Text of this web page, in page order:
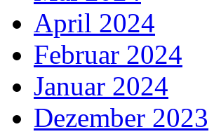
April 2024
Februar 2024
Januar 2024
Dezember 2023